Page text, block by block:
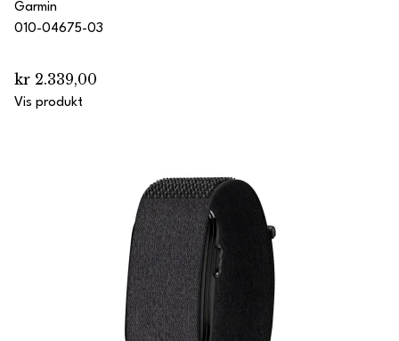
Garmin
010-04675-03
kr 2.339,00
Vis produkt